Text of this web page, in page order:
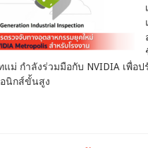
ม่ กำลังร่วมมือกับ NVIDIA เพื่อ
นิกส์ขั้นสูง